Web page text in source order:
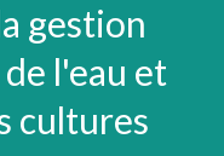
gestion
l'eau et
cultures